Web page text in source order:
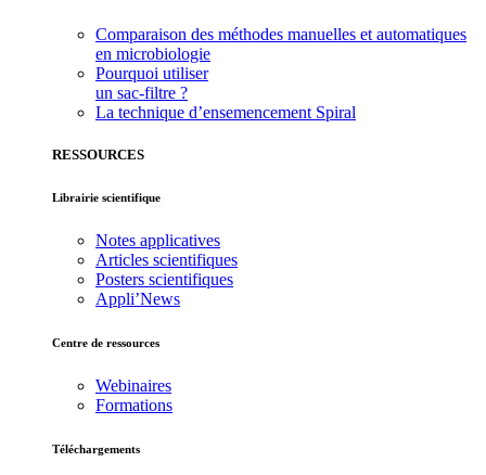
Comparaison des méthodes manuelles et automatiques
en microbiologie
Pourquoi utiliser
un sac-filtre ?
La technique d’ensemencement Spiral
RESSOURCES
Librairie scientifique
Notes applicatives
Articles scientifiques
Posters scientifiques
Appli’News
Centre de ressources
Webinaires
Formations
Téléchargements